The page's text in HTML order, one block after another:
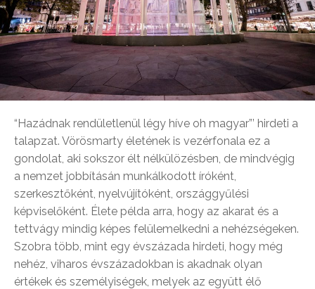
“Hazádnak rendületlenül légy híve oh magyar”’ hirdeti a
talapzat. Vörösmarty életének is vezérfonala ez a
gondolat, aki sokszor élt nélkülözésben, de mindvégig
a nemzet jobbításán munkálkodott íróként,
szerkesztőként, nyelvújítóként, országgyűlési
képviselőként. Élete példa arra, hogy az akarat és a
tettvágy mindig képes felülemelkedni a nehézségeken.
Szobra több, mint egy évszázada hirdeti, hogy még
nehéz, viharos évszázadokban is akadnak olyan
értékek és személyiségek, melyek az együtt élő